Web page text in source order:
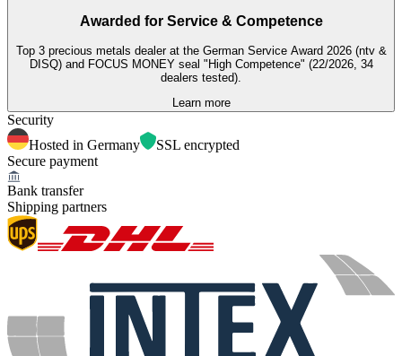
Awarded for Service & Competence
Top 3 precious metals dealer at the German Service Award 2026 (ntv &
DISQ) and FOCUS MONEY seal "High Competence" (22/2026, 34
dealers tested).
Learn more
Security
Hosted in Germany
SSL encrypted
Secure payment
Bank transfer
Shipping partners